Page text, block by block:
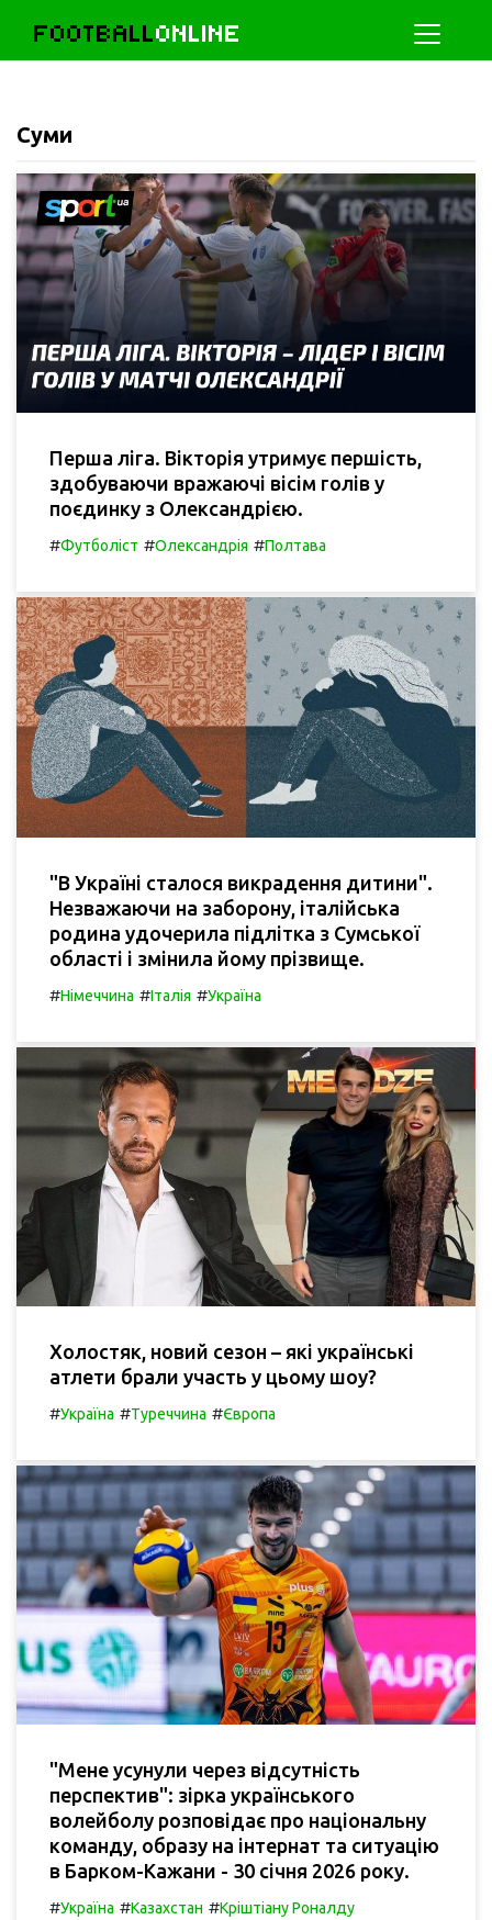
FOOTBALLONLINE
Суми
Перша ліга. Вікторія утримує першість,
здобуваючи вражаючі вісім голів у
поєдинку з Олександрією.
#Футболіст #Олександрія #Полтава
"В Україні сталося викрадення дитини".
Незважаючи на заборону, італійська
родина удочерила підлітка з Сумської
області і змінила йому прізвище.
#Німеччина #Італія #Україна
Холостяк, новий сезон – які українські
атлети брали участь у цьому шоу?
#Україна #Туреччина #Європа
"Мене усунули через відсутність
перспектив": зірка українського
волейболу розповідає про національну
команду, образу на інтернат та ситуацію
в Барком-Кажани - 30 січня 2026 року.
#Україна #Казахстан #Кріштіану Роналду